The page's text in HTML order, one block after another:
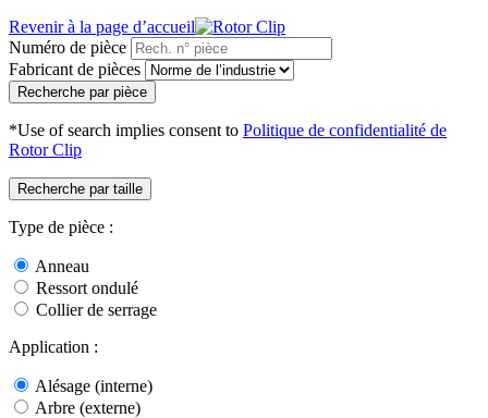
Revenir à la page d’accueil
Numéro de pièce
Fabricant de pièces
Recherche par pièce
*Use of search implies consent to Politique de confidentialité de
Rotor Clip
Recherche par taille
Type de pièce :
Anneau
Ressort ondulé
Collier de serrage
Application :
Alésage (interne)
Arbre (externe)